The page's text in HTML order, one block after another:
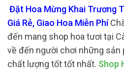
Đặt Hoa Mừng Khai Trương
Giá Rẻ, Giao Hoa Miễn Phí
đến mang shop hoa tươi tại
về đến người chơi những sản
chất lượng tốt tốt nhất. Shop